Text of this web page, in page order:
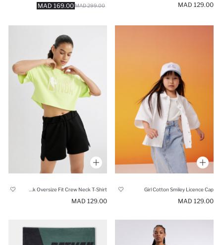
129.00 MAD
169.00 MAD 299.00 MAD
Girl Cotton Smiley Licence Cap
129.00 MAD
129.00 MAD